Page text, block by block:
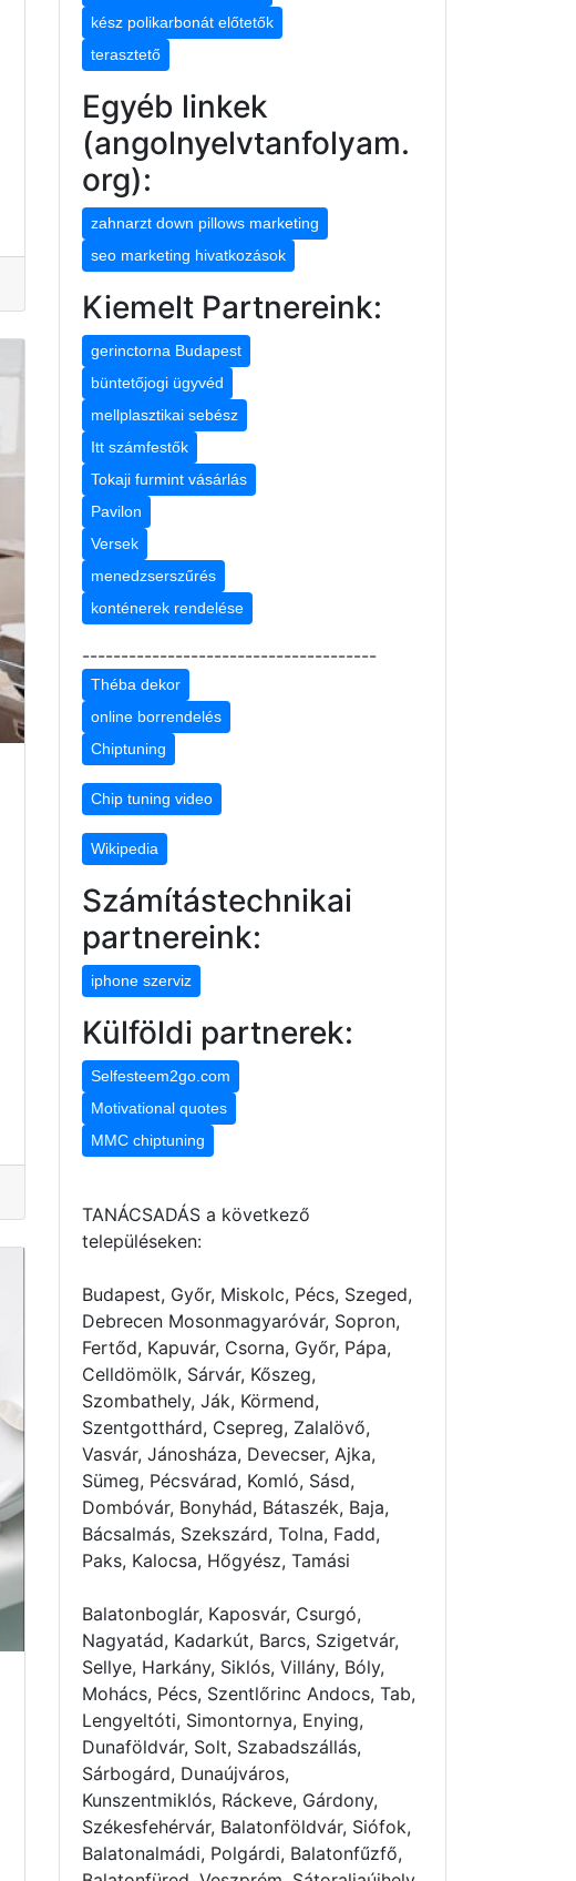
kész polikarbonát előtetők
terasztető
Egyéb linkek
(angolnyelvtanfolyam.
org):
zahnarzt down pillows marketing
seo marketing hivatkozások
Kiemelt Partnereink:
gerinctorna Budapest
büntetőjogi ügyvéd
mellplasztikai sebész
Itt számfestők
Tokaji furmint vásárlás
Pavilon
Versek
menedzserszűrés
konténerek rendelése
--------------------------------------
Théba dekor
online borrendelés
Chiptuning
Chip tuning video
Wikipedia
Számítástechnikai
partnereink:
iphone szerviz
Külföldi partnerek:
Selfesteem2go.com
Motivational quotes
MMC chiptuning
TANÁCSADÁS a következő
településeken:
Budapest, Győr, Miskolc, Pécs, Szeged,
Debrecen Mosonmagyaróvár, Sopron,
Fertőd, Kapuvár, Csorna, Győr, Pápa,
Celldömölk, Sárvár, Kőszeg,
Szombathely, Ják, Körmend,
Szentgotthárd, Csepreg, Zalalövő,
Vasvár, Jánosháza, Devecser, Ajka,
Sümeg, Pécsvárad, Komló, Sásd,
Dombóvár, Bonyhád, Bátaszék, Baja,
Bácsalmás, Szekszárd, Tolna, Fadd,
Paks, Kalocsa, Hőgyész, Tamási
Balatonboglár, Kaposvár, Csurgó,
Nagyatád, Kadarkút, Barcs, Szigetvár,
Sellye, Harkány, Siklós, Villány, Bóly,
Mohács, Pécs, Szentlőrinc Andocs, Tab,
Lengyeltóti, Simontornya, Enying,
Dunaföldvár, Solt, Szabadszállás,
Sárbogárd, Dunaújváros,
Kunszentmiklós, Ráckeve, Gárdony,
Székesfehérvár, Balatonföldvár, Siófok,
Balatonalmádi, Polgárdi, Balatonfűzfő,